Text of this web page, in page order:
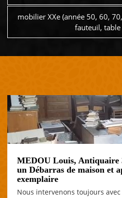
mobilier XXe (année 50, 60,
fauteuil, table
MEDOU Louis, Antiquaire
un Débarras de maison et
exemplaire
Nous intervenons toujours